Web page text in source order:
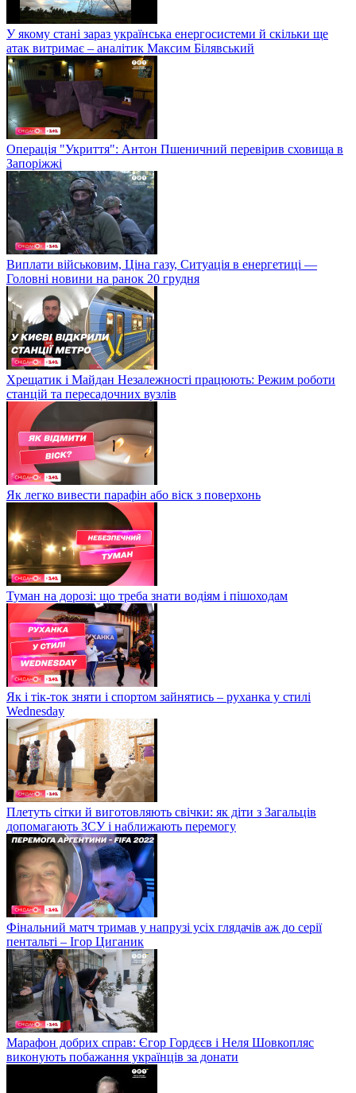
У якому стані зараз українська енергосистеми й скільки ще
атак витримає – аналітик Максим Білявський
Операція "Укриття": Антон Пшеничний перевірив сховища в
Запоріжжі
Виплати військовим, Ціна газу, Ситуація в енергетиці —
Головні новини на ранок 20 грудня
Хрещатик і Майдан Незалежності працюють: Режим роботи
станцій та пересадочних вузлів
Як легко вивести парафін або віск з поверхонь
Туман на дорозі: що треба знати водіям і пішоходам
Як і тік-ток зняти і спортом зайнятись – руханка у стилі
Wednesday
Плетуть сітки й виготовляють свічки: як діти з Загальців
допомагають ЗСУ і наближають перемогу
Фінальний матч тримав у напрузі усіх глядачів аж до серії
пентальті – Ігор Циганик
Марафон добрих справ: Єгор Гордєєв і Неля Шовкопляс
виконують побажання українців за донати